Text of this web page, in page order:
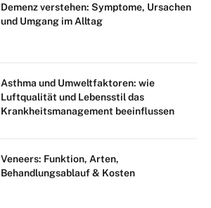
Demenz verstehen: Symptome, Ursachen
und Umgang im Alltag
Asthma und Umweltfaktoren: wie
Luftqualität und Lebensstil das
Krankheitsmanagement beeinflussen
Veneers: Funktion, Arten,
Behandlungsablauf & Kosten